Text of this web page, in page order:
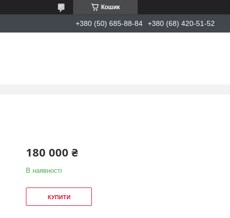
Кошик
+380 (50) 685-88-84 +380 (68) 420-51-52
180 000 ₴
В наявності
КУПИТИ